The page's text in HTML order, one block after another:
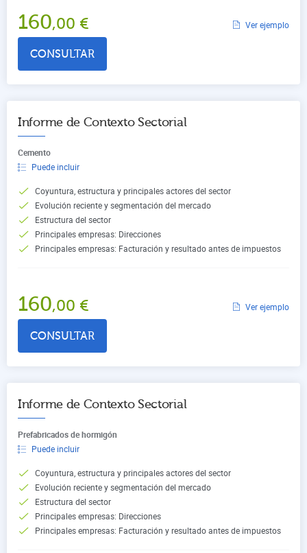
160,00 € Ver ejemplo
CONSULTAR
Informe de Contexto Sectorial
Cemento
Puede incluir
Coyuntura, estructura y principales actores del sector
Evolución reciente y segmentación del mercado
Estructura del sector
Principales empresas: Direcciones
Principales empresas: Facturación y resultado antes de impuestos
160,00 € Ver ejemplo
CONSULTAR
Informe de Contexto Sectorial
Prefabricados de hormigón
Puede incluir
Coyuntura, estructura y principales actores del sector
Evolución reciente y segmentación del mercado
Estructura del sector
Principales empresas: Direcciones
Principales empresas: Facturación y resultado antes de impuestos